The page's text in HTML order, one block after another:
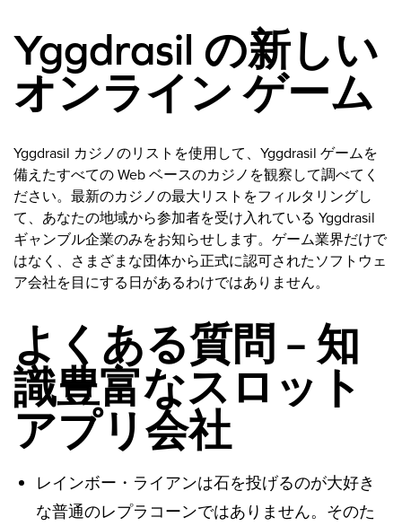
Yggdrasil の新しい
オンライン ゲーム
Yggdrasil カジノのリストを使用して、Yggdrasil ゲームを
備えたすべての Web ベースのカジノを観察して調べてく
ださい。最新のカジノの最大リストをフィルタリングし
て、あなたの地域から参加者を受け入れている Yggdrasil
ギャンブル企業のみをお知らせします。ゲーム業界だけで
はなく、さまざまな団体から正式に認可されたソフトウェ
ア会社を目にする日があるわけではありません。
よくある質問 – 知
識豊富なスロット
アプリ会社
レインボー・ライアンは石を投げるのが大好き
な普通のレプラコーンではありません。そのた